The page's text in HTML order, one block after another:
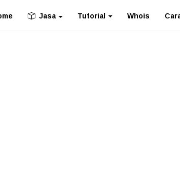
Jasa Tutorial Whois